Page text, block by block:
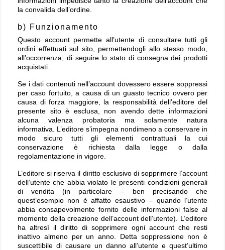
la convalida dell’ordine.
b) Funzionamento
Questo account permette all’utente di consultare tutti gli
ordini effettuati sul sito, permettendogli allo stesso modo,
all’occorrenza, di seguire lo stato di consegna dei prodotti
acquistati.
Se i dati contenuti nell’account dovessero essere soppressi
per caso fortuito, a causa di un guasto tecnico ovvero per
causa di forza maggiore, la responsabilità dell’editore del
presente sito è esclusa, non avendo dette informazioni
alcuna valenza probatoria ma solamente natura
informativa. L’editore s’impegna nondimeno a conservare in
modo sicuro tutti gli elementi contrattuali la cui
conservazione è richiesta dalla legge o dalla
regolamentazione in vigore.
L’editore si riserva il diritto esclusivo di sopprimere l’account
dell’utente che abbia violato le presenti condizioni generali
di vendita (in particolare – ben precisando che
quest’esempio non è affatto esaustivo – quando l’utente
abbia consapevolmente fornito delle informazioni false al
momento della creazione dell’account dell’utente). L’editore
ha altresì il diritto di sopprimere ogni account che resti
inattivo almeno per un anno. Detta soppressione non è
suscettibile di causare un danno all’utente e quest’ultimo